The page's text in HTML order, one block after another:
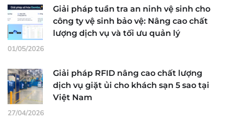
Giải pháp tuần tra an ninh vệ sinh cho
công ty vệ sinh bảo vệ: Nâng cao chất
lượng dịch vụ và tối ưu quản lý
01/05/2026
Giải pháp RFID nâng cao chất lượng
dịch vụ giặt ủi cho khách sạn 5 sao tại
Việt Nam
27/04/2026